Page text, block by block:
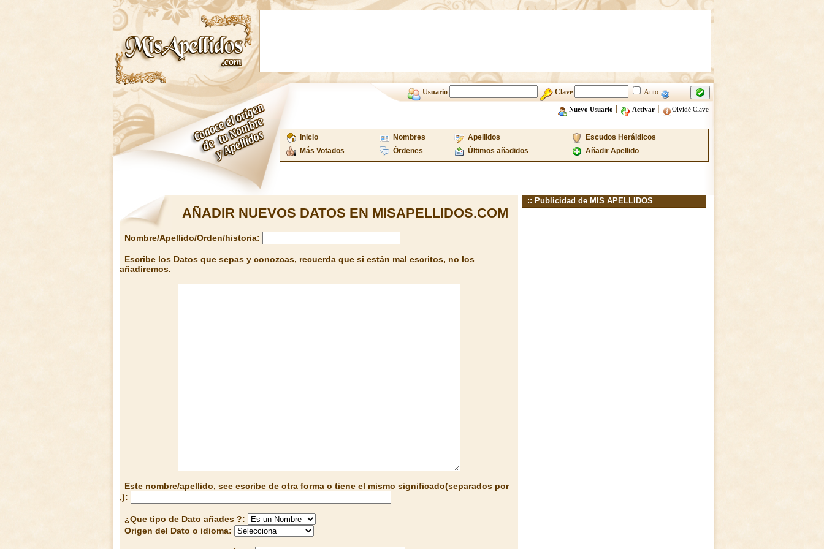
Usuario Clave Auto
Nuevo Usuario | Activar| Olvidé Clave
Inicio Nombres Apellidos
Escudos Heráldicos
Más Votados
Órdenes Últimos añadidos Añadir Apellido
AÑADIR NUEVOS DATOS EN MISAPELLIDOS.COM
Nombre/Apellido/Orden/historia:
Escribe los Datos que sepas y conozcas, recuerda que si están mal escritos, no los
añadiremos.
Este nombre/apellido, see escribe de otra forma o tiene el mismo significado(separados por
,):
¿Que tipo de Dato añades ?:
Origen del Dato o idioma:
:: Publicidad de MIS APELLIDOS